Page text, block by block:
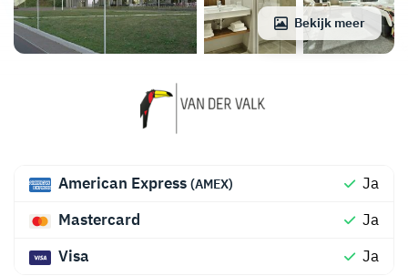
Bekijk meer
American Express (AMEX)
Ja
Mastercard
Ja
Visa
Ja